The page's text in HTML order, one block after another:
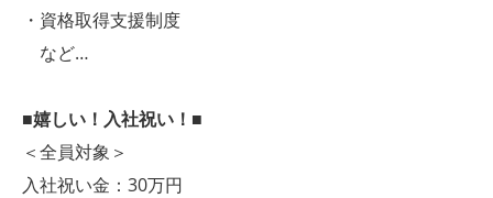
・資格取得支援制度
など…
■嬉しい！入社祝い！■
＜全員対象＞
入社祝い金：30万円